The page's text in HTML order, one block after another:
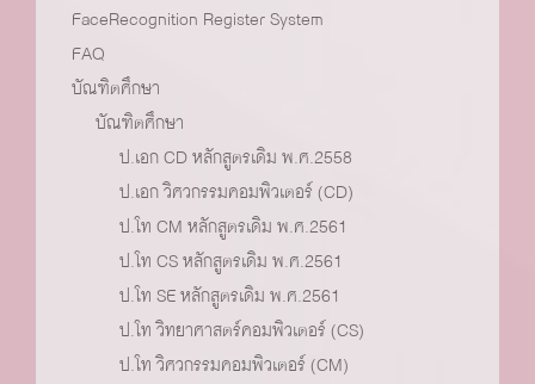
FaceRecognition Register System
FAQ
บัณฑิตศึกษา
บัณฑิตศึกษา
ป.เอก CD หลักสูตรเดิม พ.ศ.2558
ป.เอก วิศวกรรมคอมพิวเตอร์ (CD)
ป.โท CM หลักสูตรเดิม พ.ศ.2561
ป.โท CS หลักสูตรเดิม พ.ศ.2561
ป.โท SE หลักสูตรเดิม พ.ศ.2561
ป.โท วิทยาศาสตร์คอมพิวเตอร์ (CS)
ป.โท วิศวกรรมคอมพิวเตอร์ (CM)